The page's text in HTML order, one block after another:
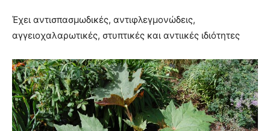
Έχει αντισπασμωδικές, αντιφλεγμονώδεις,
αγγειοχαλαρωτικές, στυπτικές και αντιικές ιδιότητες